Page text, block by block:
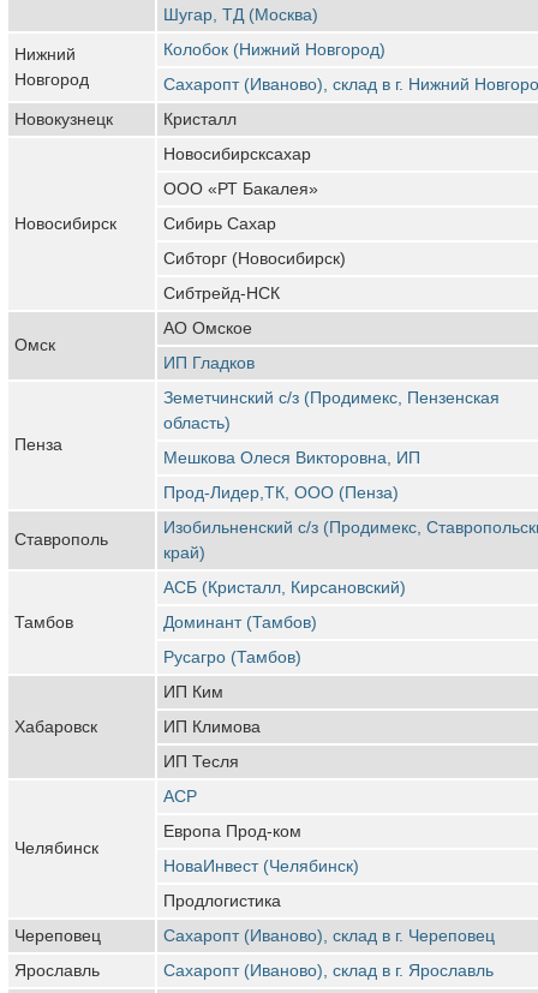
Шугар, ТД (Москва)
Нижний
Новгород
Колобок (Нижний Новгород)
Сахаропт (Иваново), склад в г. Нижний
Новокузнецк
Кристалл
Новосибирск
Новосибирсксахар
ООО «РТ Бакалея»
Сибирь Сахар
Сибторг (Новосибирск)
Сибтрейд-НСК
Омск
АО Омское
ИП Гладков
Пенза
Земетчинский с/з (Продимекс, Пензенская
область)
Мешкова Олеся Викторовна, ИП
Прод-Лидер,ТК, ООО (Пенза)
Ставрополь
Изобильненский с/з (Продимекс,
край)
Тамбов
АСБ (Кристалл, Кирсановский)
Доминант (Тамбов)
Русагро (Тамбов)
Хабаровск
ИП Ким
ИП Климова
ИП Тесля
Челябинск
АСР
Европа Прод-ком
НоваИнвест (Челябинск)
Продлогистика
Череповец
Сахаропт (Иваново), склад в г. Череповец
Ярославль
Сахаропт (Иваново), склад в г. Ярославль